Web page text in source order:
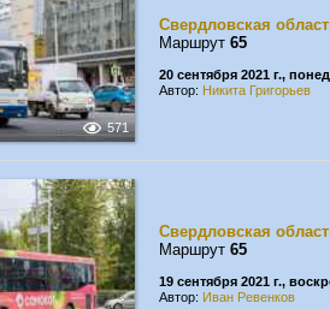
571
Свердловская
Маршрут 65
20 сентября 2021 г.,
Автор: Никита Григорьев
Свердловская
Маршрут 65
19 сентября 2021 г.,
Автор: Иван Ревенков